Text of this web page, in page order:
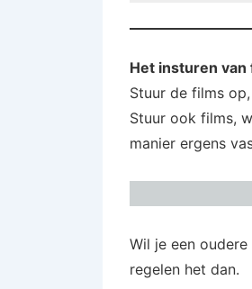
Het insturen van
Stuur de films
Stuur ook films,
manier ergens
Wil je een
regelen het dan.